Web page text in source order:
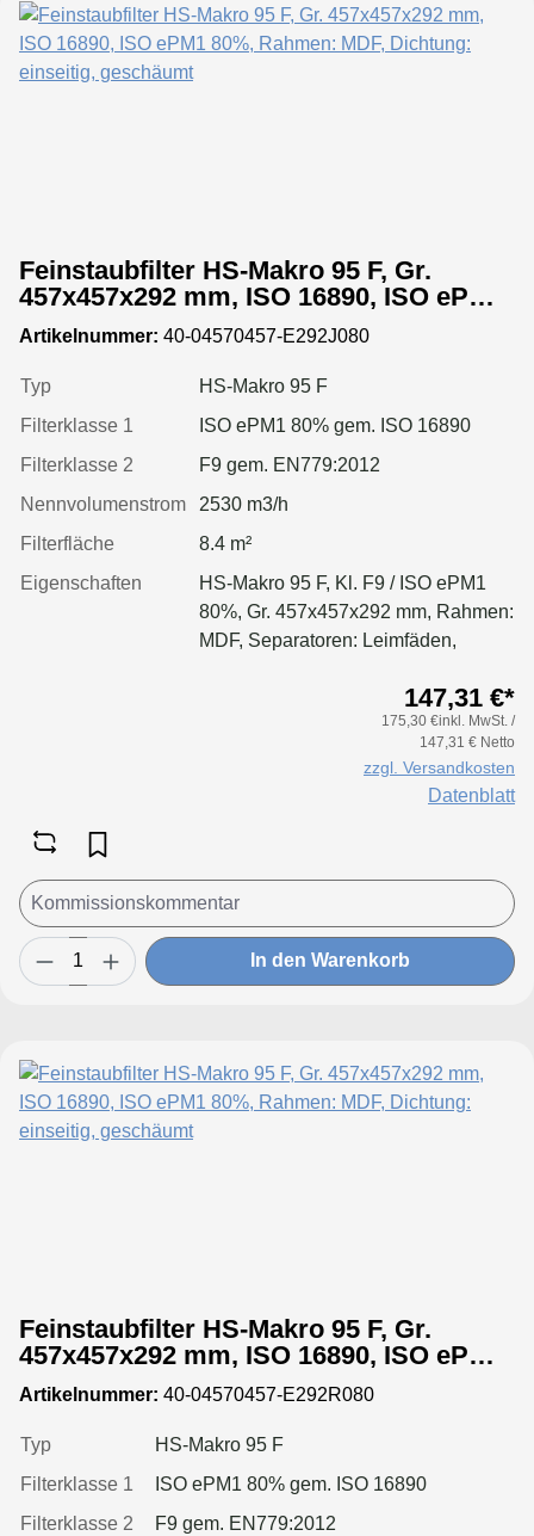
Feinstaubfilter HS-Makro 95 F, Gr.
457x457x292 mm, ISO 16890, ISO ePM1
80%, Rahmen: MDF, Dichtung: einseitig,
geschäumt
Artikelnummer: 40-04570457-E292J080
Typ
HS-Makro 95 F
Filterklasse 1
ISO ePM1 80% gem. ISO 16890
Filterklasse 2
F9 gem. EN779:2012
Nennvolumenstrom
2530 m3/h
Filterfläche
8.4 m²
Eigenschaften
HS-Makro 95 F, Kl. F9 / ISO ePM1
80%, Gr. 457x457x292 mm, Rahmen:
MDF, Separatoren: Leimfäden,
147,31 €*
175,30 €inkl. MwSt. /
147,31 € Netto
zzgl. Versandkosten
Datenblatt
In den Warenkorb
Feinstaubfilter HS-Makro 95 F, Gr.
457x457x292 mm, ISO 16890, ISO ePM1
80%, Rahmen: MDF, Dichtung: einseitig,
geschäumt
Artikelnummer: 40-04570457-E292R080
Typ
HS-Makro 95 F
Filterklasse 1
ISO ePM1 80% gem. ISO 16890
Filterklasse 2
F9 gem. EN779:2012